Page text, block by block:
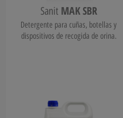
Sanit MAK SBR
Detergente para cuñas, botellas y
dispositivos de recogida de orina.